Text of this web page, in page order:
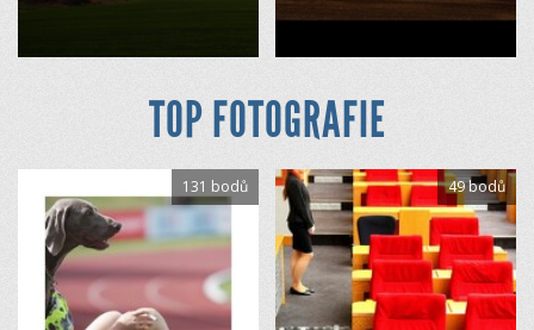
TOP FOTOGRAFIE
131 bodů 49 bodů